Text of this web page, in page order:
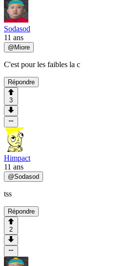
Sodasod
11 ans
@Miore
C'est pour les faibles la c
Répondre
3
Himpact
11 ans
@Sodasod
tss
Répondre
2